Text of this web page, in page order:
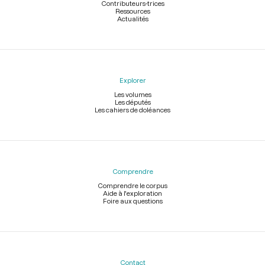
Contributeurs-trices
Ressources
Actualités
Explorer
Les volumes
Les députés
Les cahiers de doléances
Comprendre
Comprendre le corpus
Aide à l'exploration
Foire aux questions
Contact